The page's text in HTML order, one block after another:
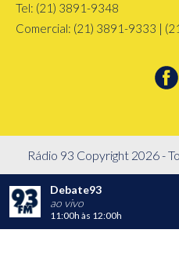
Tel: (21) 3891-9348
Comercial: (21) 3891-9333 |
Rádio 93 Copyright 2026 -
Debate93
ao vivo
11:00h às 12:00h